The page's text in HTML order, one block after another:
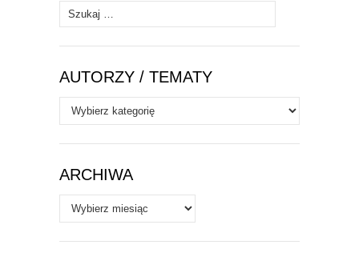
Szukaj:
AUTORZY / TEMATY
Autorzy
/
Tematy
ARCHIWA
Archiwa